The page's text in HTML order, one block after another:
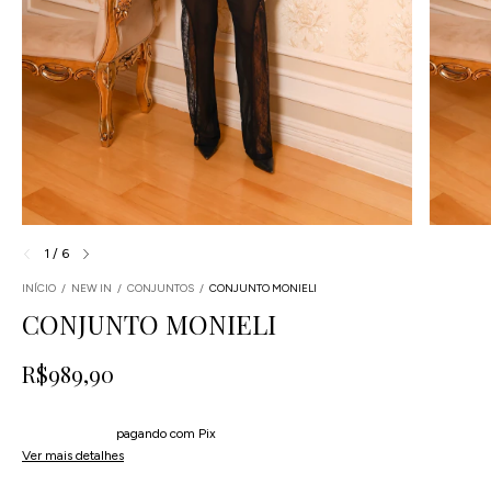
1 / 6
INÍCIO / NEW IN / CONJUNTOS / CONJUNTO MONIELI
CONJUNTO MONIELI
R$989,90
pagando com Pix
Ver mais detalhes